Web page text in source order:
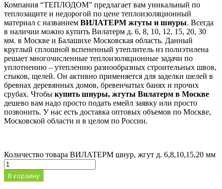
Компания “ТЕПЛОДОМ” предлагает вам уникальный по
теплозащите и недорогой по цене теплоизоляционный
материал с названием ВИЛАТЕРМ жгуты и шнуры. Всегда
в наличии можно купить Вилатерм д. 6, 8, 10, 12, 15, 20, 30
мм. в Москве и Балашихе Московская область. Данный
круглый сплошной вспененный утеплитель из полиэтилена
решает многочисленные теплоизоляционные задачи по
уплотнению – утеплению разнообразных строительных швов,
стыков, щелей. Он активно применяется для заделки шелей в
бревнах деревянных домов, бревенчатых банях и прочих
срубах. Чтобы купить шнуры, жгуты Вилатерм в Москве
дешево вам надо просто подать емейл заявку или просто
позвонить. У нас есть доставка оптовых объемов по Москве,
Московской области и в целом по России.
Количество товара ВИЛАТЕРМ шнур, жгут д. 6,8,10,15,20 мм
В корзину